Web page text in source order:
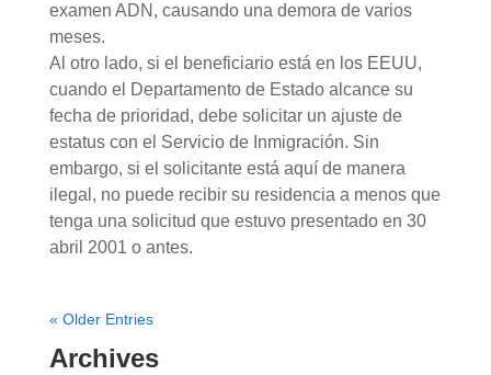
examen ADN, causando una demora de varios
meses.
Al otro lado, si el beneficiario está en los EEUU,
cuando el Departamento de Estado alcance su
fecha de prioridad, debe solicitar un ajuste de
estatus con el Servicio de Inmigración. Sin
embargo, si el solicitante está aquí de manera
ilegal, no puede recibir su residencia a menos que
tenga una solicitud que estuvo presentado en 30
abril 2001 o antes.
« Older Entries
Archives